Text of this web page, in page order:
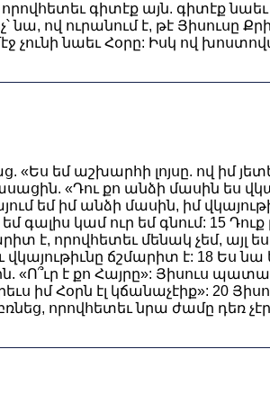
որովհետեւ գիտէք այն. գիտէք
նա, ով ուրանում է, թէ Յիսուսը
չունի նաեւ Հօրը: Իսկ ով
եմ աշխարհի լոյսը. ով իմ
«Դու քո անձի մասին ես
եմ իմ անձի մասին, իմ
եմ գալիս կամ ուր եմ գնում: 15
է, որովհետեւ մենակ չեմ, այլ
վկայութիւնը ճշմարիտ է: 18 Ես նա
«Ո՞ւր է քո Հայրը»: Յիսուս
իմ Հօրն էլ կճանաչէիք»: 20
որովհետեւ նրա ժամը դեռ